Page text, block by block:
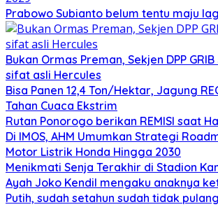
Prabowo Subianto belum tentu maju
Bukan Ormas Preman, Sekjen DPP
sifat asli Hercules
Bisa Panen 12,4 Ton/Hektar, Jagung
Tahan Cuaca Ekstrim
Rutan Ponorogo berikan REMISI saat
Di IMOS, AHM Umumkan Strategi
Motor Listrik Honda Hingga 2030
Menikmati Senja Terakhir di Stadion
Ayah Joko Kendil mengaku anaknya
Putih, sudah setahun sudah tidak pulang